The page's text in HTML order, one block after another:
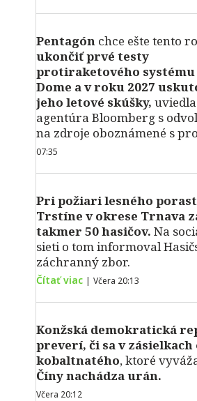
Pentagón chce ešte tento
ukončiť prvé testy
protiraketového systému
Dome a v roku 2027
jeho letové skúšky, uviedla
agentúra Bloomberg s
na zdroje oboznámené s
07:35
Pri požiari lesného
Trstíne v okrese Trnava
takmer 50 hasičov. Na
sieti o tom informoval
záchranný zbor.
Čítať viac | Včera 20:13
Konžská demokratická
preverí, či sa v
kobaltnatého, ktoré
Číny nachádza urán.
Včera 20:12